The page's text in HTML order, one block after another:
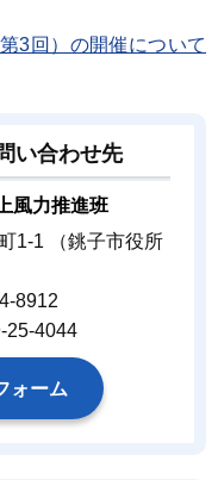
3回）の開催について
い合わせ先
風力推進班
1-1 （銚子市役所
8912
25-4044
ォーム